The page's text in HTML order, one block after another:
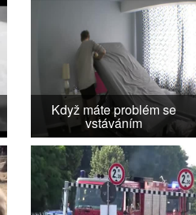
Když máte problém se
vstáváním